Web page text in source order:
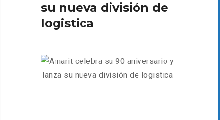
su nueva división de
logistica